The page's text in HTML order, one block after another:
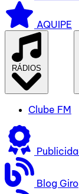
AQUIPE
RÁDIOS
Clube FM
Blog Giro